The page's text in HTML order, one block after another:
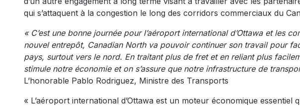
qui s’attaquent à la congestion le long des corridors commerciaux du
« C’est une bonne journée pour l’aéroport international d’Ottawa et les
nouvel entrepôt, Canadian North va pouvoir continuer son travail pour
pays, surtout vers le nord. En traitant plus de fret et en reliant plus
stimule notre économie et on s’assure que notre infrastructure de
L’honorable Pablo Rodriguez, Ministre des Transports
« L’aéroport international d’Ottawa est un moteur économique